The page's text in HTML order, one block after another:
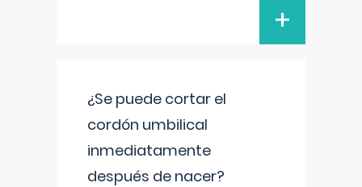
+
¿Se puede cortar el
cordón umbilical
inmediatamente
después de nacer?